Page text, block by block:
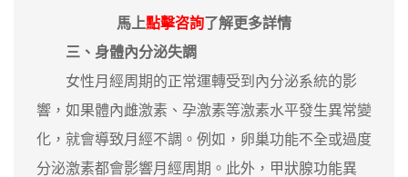
馬上點擊咨詢了解更多詳情
三、身體內分泌失調
女性月經周期的正常運轉受到內分泌系統的影
響，如果體內雌激素、孕激素等激素水平發生異常變
化，就會導致月經不調。例如，卵巢功能不全或過度
分泌激素都會影響月經周期。此外，甲狀腺功能異